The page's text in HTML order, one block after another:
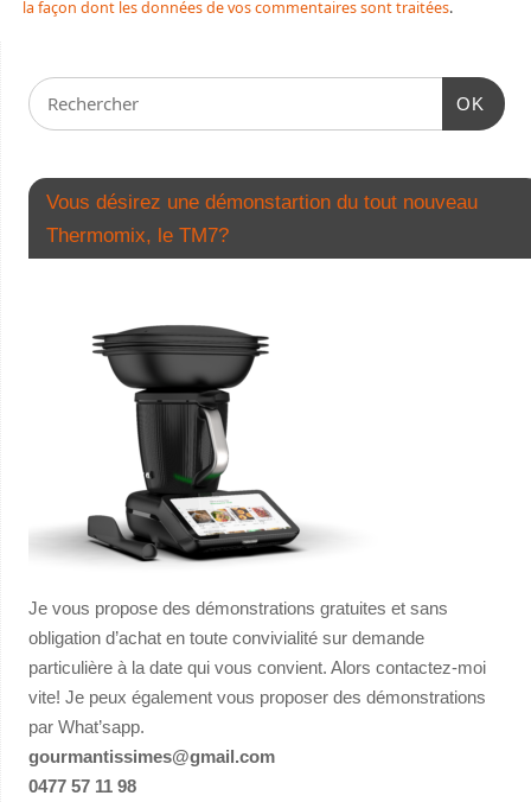
la façon dont les données de vos commentaires sont traitées.
OK
Vous désirez une démonstartion du tout nouveau
Thermomix, le TM7?
Je vous propose des démonstrations gratuites et sans
obligation d’achat en toute convivialité sur demande
particulière à la date qui vous convient. Alors contactez-moi
vite! Je peux également vous proposer des démonstrations
par What’sapp.
gourmantissimes@gmail.com
0477 57 11 98